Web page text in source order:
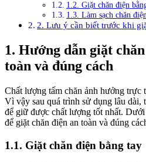
1.2. Giặt chăn điện
1.3. Làm sạch chăn
2. Lưu ý cần biết trước khi
1. Hướng dẫn giặt
toàn và đúng cách
Chất lượng tấm chăn ảnh hưởng trực
Vì vậy sau quá trình sử dụng lâu dài,
để giữ được chất lượng tốt nhất.
để giặt chăn điện an toàn và đúng
1.1. Giặt chăn điện bằng tay